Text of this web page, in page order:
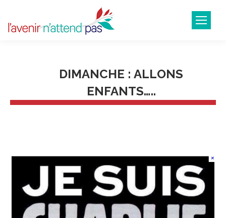
DIMANCHE : ALLONS
ENFANTS…..